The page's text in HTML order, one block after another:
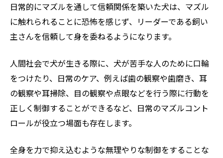
日常的にマズルを通して信頼関係を築いた犬は、マズル
に触れられることに恐怖を感じず、リーダーである飼い
主さんを信頼して身を委ねるようになります。
人間社会で犬が生きる際に、犬が苦手な人のために口輪
をつけたり、日常のケア、例えば歯の観察や歯磨き、耳
の観察や耳掃除、目の観察や点眼などを行う際に行動を
正しく制御することができるなど、日常のマズルコント
ロールが役立つ場面も存在します。
全身を力で抑え込むような無理やりな制御をすることな